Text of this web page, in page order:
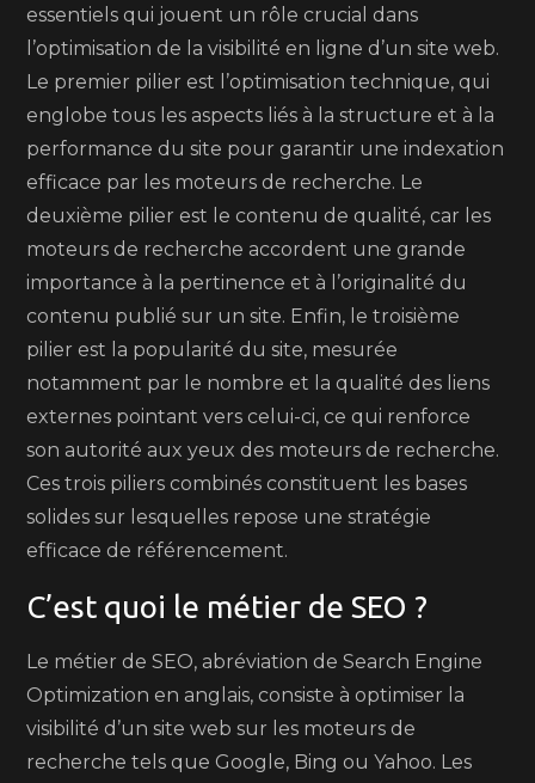
essentiels qui jouent un rôle crucial dans
l’optimisation de la visibilité en ligne d’un site web.
Le premier pilier est l’optimisation technique, qui
englobe tous les aspects liés à la structure et à la
performance du site pour garantir une indexation
efficace par les moteurs de recherche. Le
deuxième pilier est le contenu de qualité, car les
moteurs de recherche accordent une grande
importance à la pertinence et à l’originalité du
contenu publié sur un site. Enfin, le troisième
pilier est la popularité du site, mesurée
notamment par le nombre et la qualité des liens
externes pointant vers celui-ci, ce qui renforce
son autorité aux yeux des moteurs de recherche.
Ces trois piliers combinés constituent les bases
solides sur lesquelles repose une stratégie
efficace de référencement.
C’est quoi le métier de SEO ?
Le métier de SEO, abréviation de Search Engine
Optimization en anglais, consiste à optimiser la
visibilité d’un site web sur les moteurs de
recherche tels que Google, Bing ou Yahoo. Les